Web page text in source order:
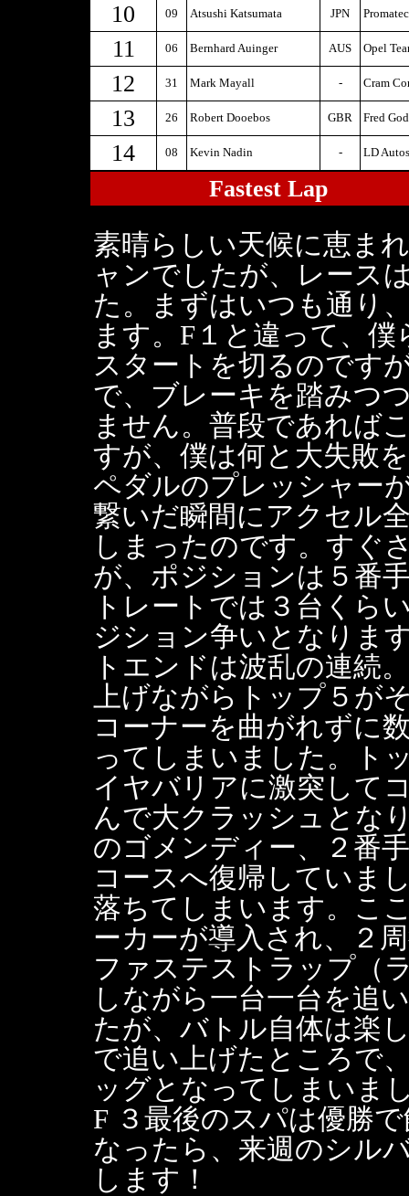
10 09 Atsushi Katsumata JPN
11 06 Bernhard Auinger AUS Opel
12 31 Mark Mayall - Cram
13 26 Robert Dooebos GBR Fred
14 08 Kevin Nadin - LD
Fastest Lap
素晴らしい天候に恵ま
ャンでしたが、レース
た。まずはいつも通り
ます。F１と違って、
スタートを切るのです
で、ブレーキを踏みつ
ません。普段であれば
すが、僕は何と大失敗
ペダルのプレッシャー
繋いだ瞬間にアクセル
しまったのです。すぐ
が、ポジションは５番
トレートでは３台くら
ジション争いとなりま
トエンドは波乱の連続
上げながらトップ５が
コーナーを曲がれずに
ってしまいました。ト
イヤバリアに激突して
んで大クラッシュとな
のゴメンディー、２番
コースへ復帰していま
落ちてしまいます。こ
ーカーが導入され、２
ファステストラップ（
しながら一台一台を追
たが、バトル自体は楽
で追い上げたところで
ッグとなってしまい
F ３最後のスパは優勝
なったら、来週のシル
します！